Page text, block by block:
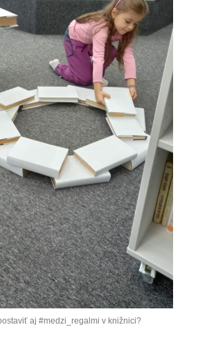
aj #medzi_regalmi v knižnici?